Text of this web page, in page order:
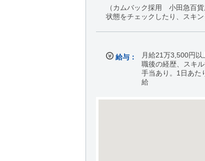
（カムバック採用 小田急百
状態をチェックしたり、スキ
給与：
月給21万3,500円
職後の経歴、スキ
手当あり。1日あ
給